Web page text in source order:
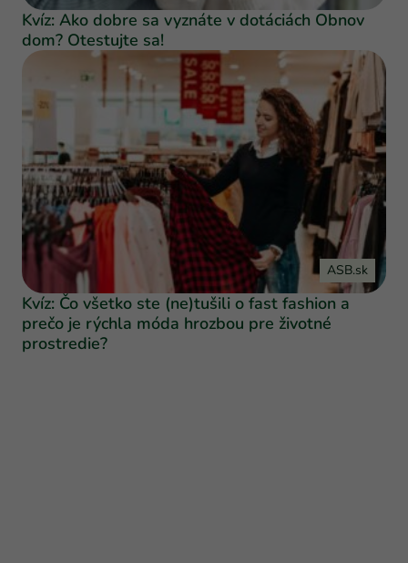
Kvíz: Ako dobre sa vyznáte v dotáciách Obnov
dom? Otestujte sa!
ASB.sk
Kvíz: Čo všetko ste (ne)tušili o fast fashion a
prečo je rýchla móda hrozbou pre životné
prostredie?